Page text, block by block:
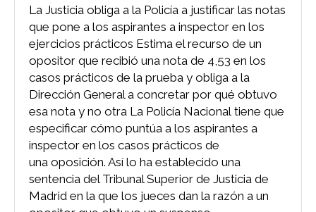
La Justicia obliga a la Policía a justificar las notas
que pone a los aspirantes a inspector en los
ejercicios prácticos Estima el recurso de un
opositor que recibió una nota de 4,53 en los
casos prácticos de la prueba y obliga a la
Dirección General a concretar por qué obtuvo
esa nota y no otra La Policía Nacional tiene que
especificar cómo puntúa a los aspirantes a
inspector en los casos prácticos de
una oposición. Así lo ha establecido una
sentencia del Tribunal Superior de Justicia de
Madrid en la que los jueces dan la razón a un